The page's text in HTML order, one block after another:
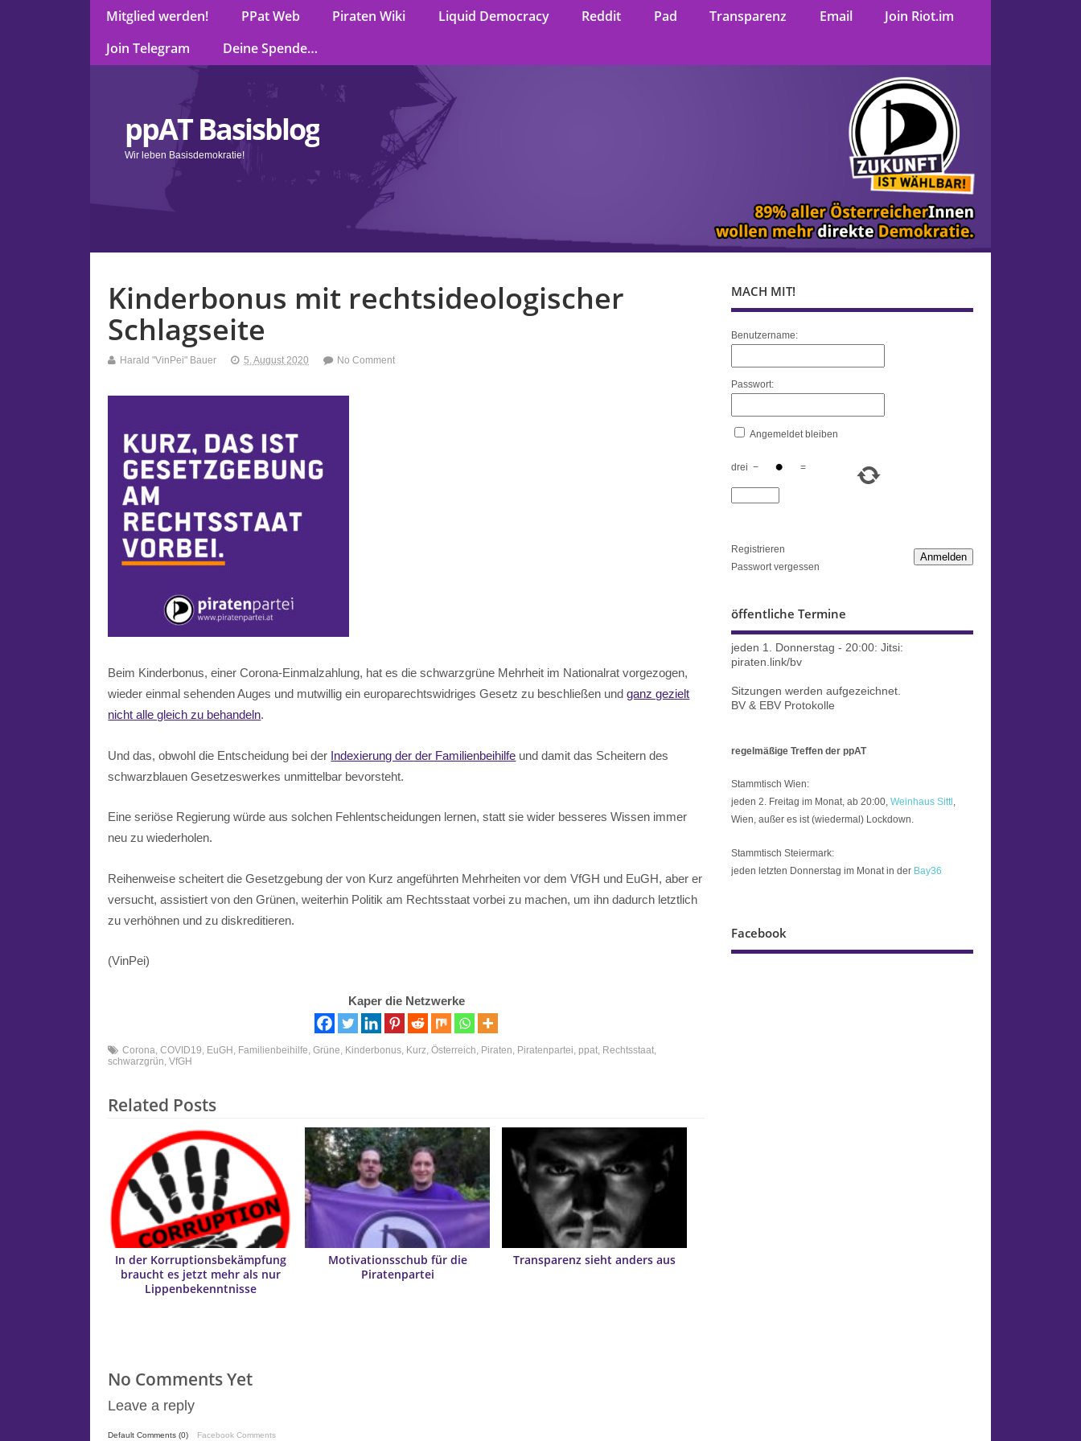
Mitglied werden! PPat Web Piraten Wiki Liquid Democracy Reddit Pad Transparenz Email
Join Riot.im
Join Telegram
Deine Spende…
ppAT Basisblog
Wir leben Basisdemokratie!
Kinderbonus mit rechtsideologischer
Schlagseite
Harald "VinPei" Bauer 5. August 2020 No Comment
Beim Kinderbonus, einer Corona-Einmalzahlung, hat es die schwarzgrüne Mehrheit im Nationalrat vorgezogen,
wieder einmal sehenden Auges und mutwillig ein europarechtswidriges Gesetz zu beschließen undganz gezielt
nicht alle gleich zu behandeln.
Und das, obwohl die Entscheidung bei der Indexierung der der Familienbeihilfe und damit das Scheitern des
schwarzblauen Gesetzeswerkes unmittelbar bevorsteht.
Eine seriöse Regierung würde aus solchen Fehlentscheidungen lernen, statt sie wider besseres Wissen immer
neu zu wiederholen.
Reihenweise scheitert die Gesetzgebung der von Kurz angeführten Mehrheiten vor dem VfGH und EuGH, aber er
versucht, assistiert von den Grünen, weiterhin Politik am Rechtsstaat vorbei zu machen, um ihn dadurch letztlich
zu verhöhnen und zu diskreditieren.
(VinPei)
Kaper die Netzwerke
Corona,COVID19, EuGH , Familienbeihilfe,Grüne, Kinderbonus, Kurz,Österreich, Piraten, Piratenpartei, ppat, Rechtsstaat,
schwarzgrün,VfGH
Related Posts
In der Korruptionsbekämpfung
braucht es jetzt mehr als nur
Lippenbekenntnisse
Motivationsschub für die
Piratenpartei
Transparenz sieht anders aus
No Comments Yet
Leave a reply
Default Comments (0) Facebook Comments
MACH MIT!
Benutzername:
Passwort:
Angemeldet bleiben
drei − =
Anmelden
Registrieren
Passwort vergessen
öffentliche Termine
jeden 1. Donnerstag - 20:00: Jitsi:
piraten.link/bv
Sitzungen werden aufgezeichnet.
BV & EBV Protokolle
regelmäßige Treffen der ppAT
Stammtisch Wien:
jeden 2. Freitag im Monat, ab 20:00, Weinhaus Sittl ,
Wien, außer es ist (wiedermal) Lockdown.
Stammtisch Steiermark:
jeden letzten Donnerstag im Monat in der Bay36
Facebook